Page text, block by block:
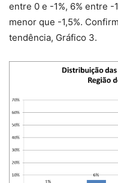
entre 0 e -1%, 6% entre -
menor que -1,5%.
tendência, Gráfico 3.